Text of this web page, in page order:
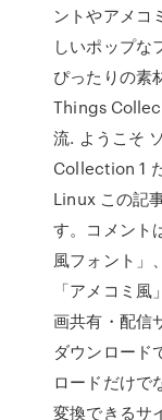
ントやアメコ
しいポップな
ぴったりの素
Things
流. ようこそ
Collection 1
Linux この記
す。コメント
風フォント」
「アメコミ
画共有・配信
ダウンロード
ロードだけで
変換できるサ